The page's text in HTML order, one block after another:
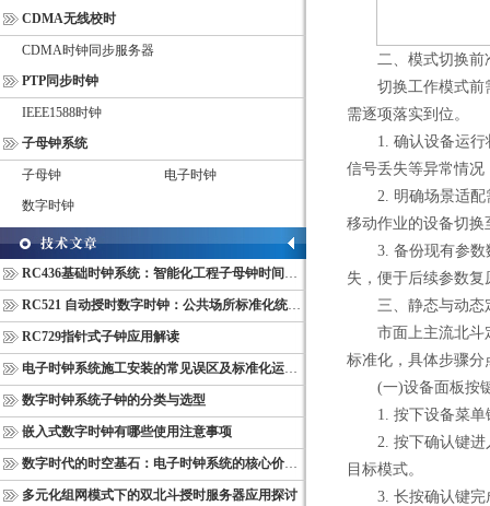
CDMA无线校时
CDMA时钟同步服务器
PTP同步时钟
IEEE1588时钟
子母钟系统
子母钟
电子时钟
数字时钟
RC436基础时钟系统：智能化工程子母钟时间同步配套设备
RC521 自动授时数字时钟：公共场所标准化统一计时终端
RC729指针式子钟应用解读
电子时钟系统施工安装的常见误区及标准化运维管理规范
数字时钟系统子钟的分类与选型
嵌入式数字时钟有哪些使用注意事项
数字时代的时空基石：电子时钟系统的核心价值与多维意义
多元化组网模式下的双北斗授时服务器应用探讨
二、模式切换前
切换工作模式前需
需逐项落实到位。
1. 确认设备运行状
信号丢失等异常情况
2. 明确场景适配需
移动作业的设备切换
3. 备份现有参数数
失，便于后续参数复
三、静态与动态
市面上主流北斗定
标准化，具体步骤分
(一)设备面板按键
1. 按下设备菜单键
2. 按下确认键进入
目标模式。
3. 长按确认键完成